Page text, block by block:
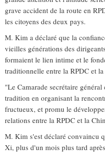
grave accident de la route en
les citoyens des deux pays.
M. Kim a déclaré que la
vieilles générations des
formaient le lien intime et le
traditionnelle entre la RPDC et
"Le Camarade secrétaire
tradition en organisant la
fructueux, et promu le
relations entre la RPDC et la
M. Kim s'est déclaré convaincu
Xi, plus d'un mois plus tard